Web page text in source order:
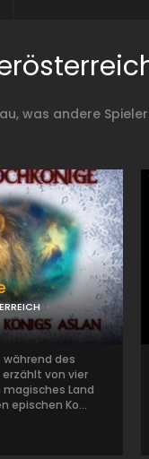
was andere
des
von vier
Land
epischen Ko...